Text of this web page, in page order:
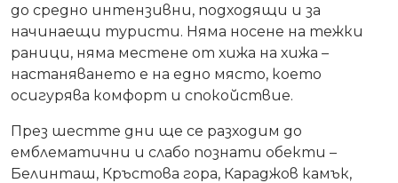
до средно интензивни, подходящи и за
начинаещи туристи. Няма носене на тежки
раници, няма местене от хижа на хижа –
настаняването е на едно място, което
осигурява комфорт и спокойствие.
През шестте дни ще се разходим до
емблематични и слабо познати обекти –
Белинташ, Кръстова гора, Караджов камък,